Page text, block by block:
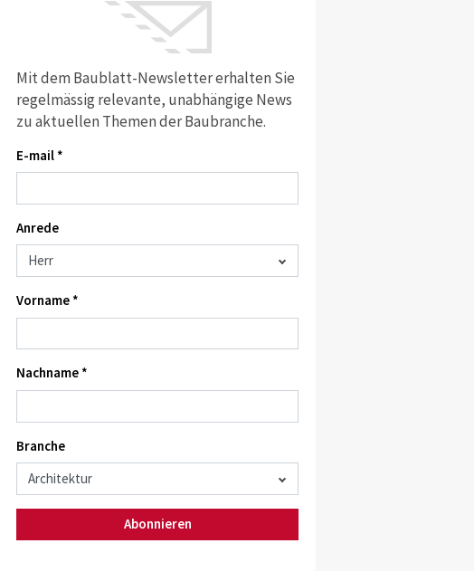
Mit dem Baublatt-Newsletter erhalten Sie
regelmässig relevante, unabhängige News
zu aktuellen Themen der Baubranche.
E-mail *
Anrede
Vorname *
Nachname *
Branche
Abonnieren